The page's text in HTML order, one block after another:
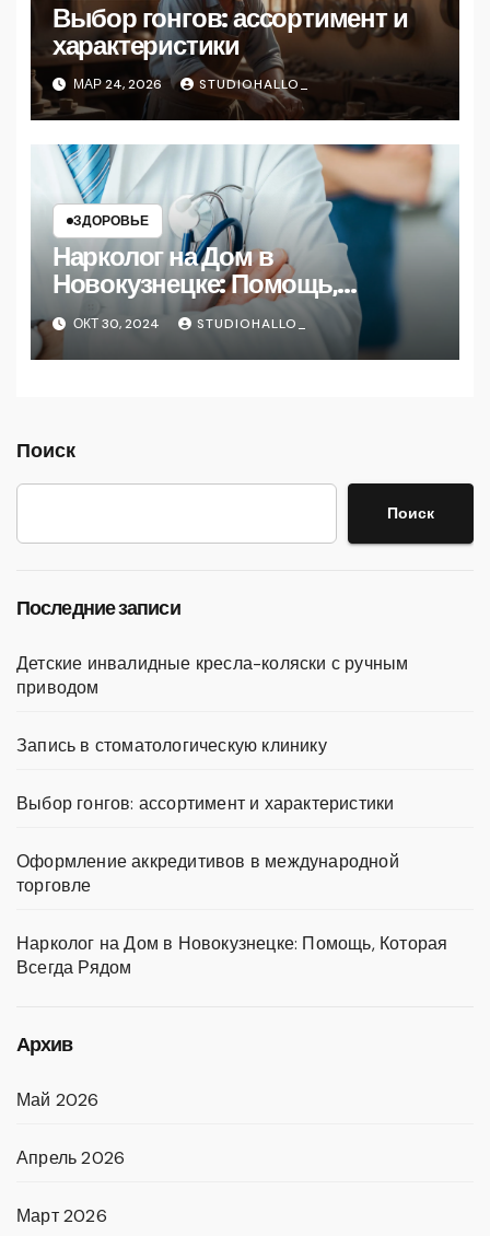
Выбор гонгов: ассортимент и
характеристики
МАР 24, 2026 STUDIOHALLO_
ЗДОРОВЬЕ
Нарколог на Дом в
Новокузнецке: Помощь,
Которая Всегда Рядом
ОКТ 30, 2024 STUDIOHALLO_
Поиск
Поиск
Последние записи
Детские инвалидные кресла-коляски с ручным
приводом
Запись в стоматологическую клинику
Выбор гонгов: ассортимент и характеристики
Оформление аккредитивов в международной
торговле
Нарколог на Дом в Новокузнецке: Помощь, Которая
Всегда Рядом
Архив
Май 2026
Апрель 2026
Март 2026